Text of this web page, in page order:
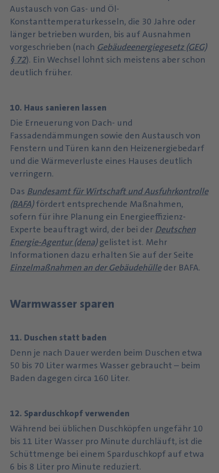
Austausch von Gas- und Öl-
Konstanttemperaturkesseln, die 30 Jahre oder
länger betrieben wurden, bis auf Ausnahmen
vorgeschrieben (nach Gebäudeenergiegesetz (GEG)
§ 72). Ein Wechsel lohnt sich meistens aber schon
deutlich früher.
10. Haus sanieren lassen
Die Erneuerung von Dach- und
Fassadendämmungen sowie den Austausch von
Fenstern und Türen kann den Heizenergiebedarf
und die Wärmeverluste eines Hauses deutlich
verringern.
Das Bundesamt für Wirtschaft und Ausfuhrkontrolle
(BAFA)fördert entsprechende Maßnahmen,
sofern für ihre Planung ein Energieeffizienz-
Experte beauftragt wird, der bei der Deutschen
Energie-Agentur (dena)gelistet ist. Mehr
Informationen dazu erhalten Sie auf der Seite
Einzelmaßnahmen an der Gebäudehülleder BAFA.
Warmwasser sparen
11. Duschen statt baden
Denn je nach Dauer werden beim Duschen etwa
50 bis 70 Liter warmes Wasser gebraucht – beim
Baden dagegen circa 160 Liter.
12. Sparduschkopf verwenden
Während bei üblichen Duschköpfen ungefähr 10
bis 11 Liter Wasser pro Minute durchläuft, ist die
Schüttmenge bei einem Sparduschkopf auf etwa
6 bis 8 Liter pro Minute reduziert.